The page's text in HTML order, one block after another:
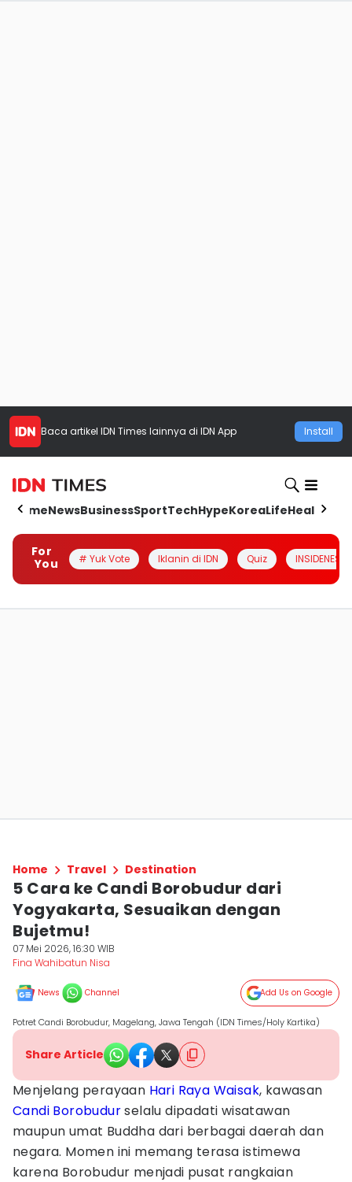
Baca artikel IDN Times lainnya di IDN App Install
HomeNewsBusinessSportTechHypeKoreaLifeHealth
For
You
# Yuk Vote Iklanin di IDN Quiz INSIDENESIA
Home Travel Destination
5 Cara ke Candi Borobudur dari
Yogyakarta, Sesuaikan dengan
Bujetmu!
07 Mei 2026, 16:30 WIB
Fina Wahibatun Nisa
News Channel Add Us on Google
Potret Candi Borobudur, Magelang, Jawa Tengah (IDN Times/Holy Kartika)
Share Article
Menjelang perayaan Hari Raya Waisak, kawasan
Candi Borobudurselalu dipadati wisatawan
maupun umat Buddha dari berbagai daerah dan
negara. Momen ini memang terasa istimewa
karena Borobudur menjadi pusat rangkaian